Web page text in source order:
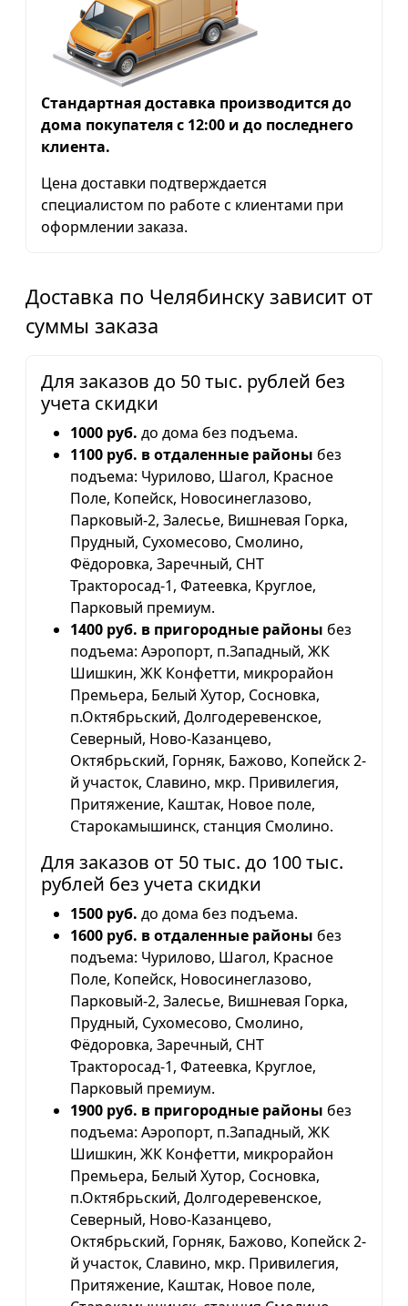
Стандартная доставка производится до
дома покупателя с 12:00 и до последнего
клиента.
Цена доставки подтверждается
специалистом по работе с клиентами при
оформлении заказа.
Доставка по Челябинску зависит от
суммы заказа
Для заказов до 50 тыс. рублей без
учета скидки
1000 руб. до дома без подъема.
1100 руб. в отдаленные районы без
подъема: Чурилово, Шагол, Красное
Поле, Копейск, Новосинеглазово,
Парковый-2, Залесье, Вишневая Горка,
Прудный, Сухомесово, Смолино,
Фёдоровка, Заречный, СНТ
Тракторосад-1, Фатеевка, Круглое,
Парковый премиум.
1400 руб. в пригородные районы без
подъема: Аэропорт, п.Западный, ЖК
Шишкин, ЖК Конфетти, микрорайон
Премьера, Белый Хутор, Сосновка,
п.Октябрьский, Долгодеревенское,
Северный, Ново-Казанцево,
Октябрьский, Горняк, Бажово, Копейск 2-
й участок, Славино, мкр. Привилегия,
Притяжение, Каштак, Новое поле,
Старокамышинск, станция Смолино.
Для заказов от 50 тыс. до 100 тыс.
рублей без учета скидки
1500 руб. до дома без подъема.
1600 руб. в отдаленные районы без
подъема: Чурилово, Шагол, Красное
Поле, Копейск, Новосинеглазово,
Парковый-2, Залесье, Вишневая Горка,
Прудный, Сухомесово, Смолино,
Фёдоровка, Заречный, СНТ
Тракторосад-1, Фатеевка, Круглое,
Парковый премиум.
1900 руб. в пригородные районы без
подъема: Аэропорт, п.Западный, ЖК
Шишкин, ЖК Конфетти, микрорайон
Премьера, Белый Хутор, Сосновка,
п.Октябрьский, Долгодеревенское,
Северный, Ново-Казанцево,
Октябрьский, Горняк, Бажово, Копейск 2-
й участок, Славино, мкр. Привилегия,
Притяжение, Каштак, Новое поле,